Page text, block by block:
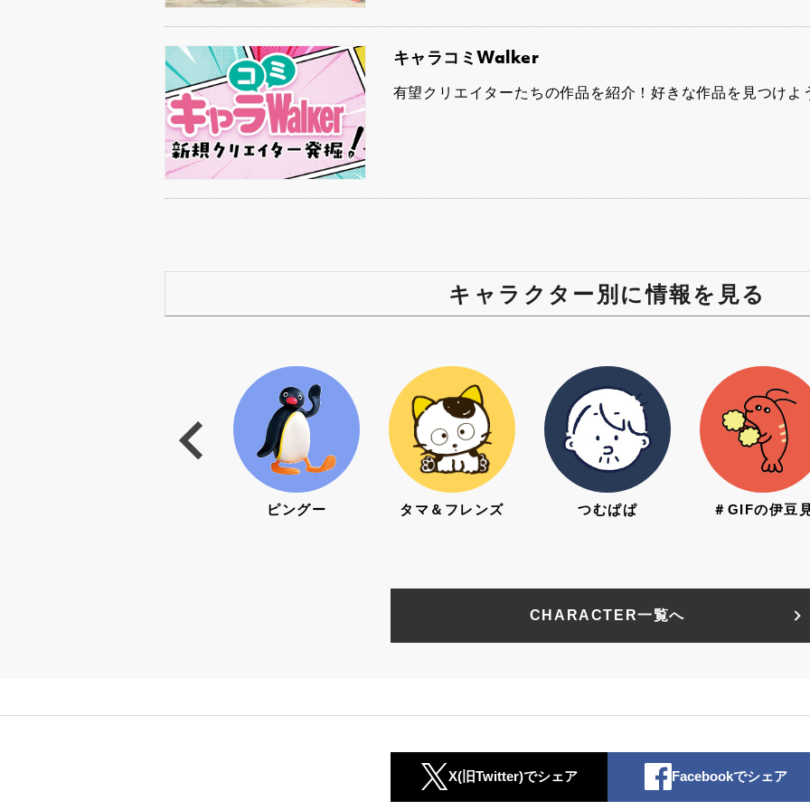
キャラコミWalker
有望クリエイターたちの作品を紹介！好きな作品を見つけよ
キャラクター別に情報を見る
ピングー タマ＆フレンズ つむぱぱ ＃GIFの伊豆
CHARACTER一覧へ
X(旧Twitter)でシェア Facebookでシェア